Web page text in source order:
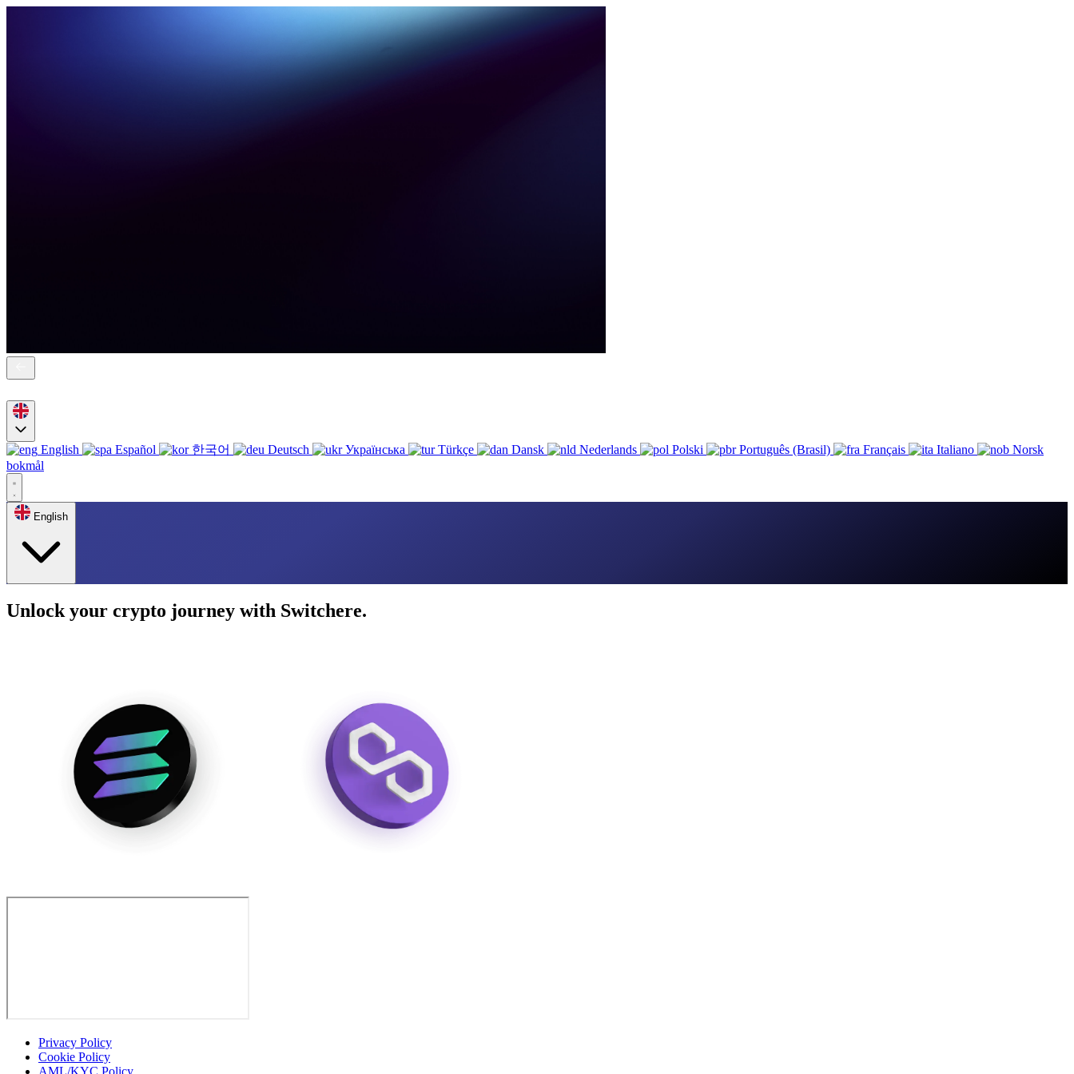
English Español 한국어 Deutsch Українська Türkçe Dansk Nederlands Polski Português (Brasil) Français Italiano
Norsk
bokmål
English
Unlock your crypto journey with Switchere.
Privacy Policy
Cookie Policy
AML/KYC Policy